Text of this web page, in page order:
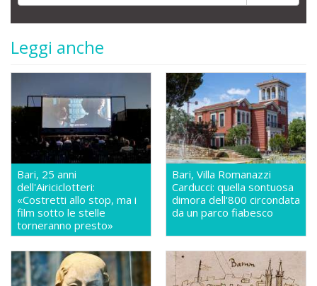
Leggi anche
Bari, 25 anni
dell'Airiciclotteri:
«Costretti allo stop, ma i
film sotto le stelle
torneranno presto»
Bari, Villa Romanazzi
Carducci: quella sontuosa
dimora dell'800 circondata
da un parco fiabesco